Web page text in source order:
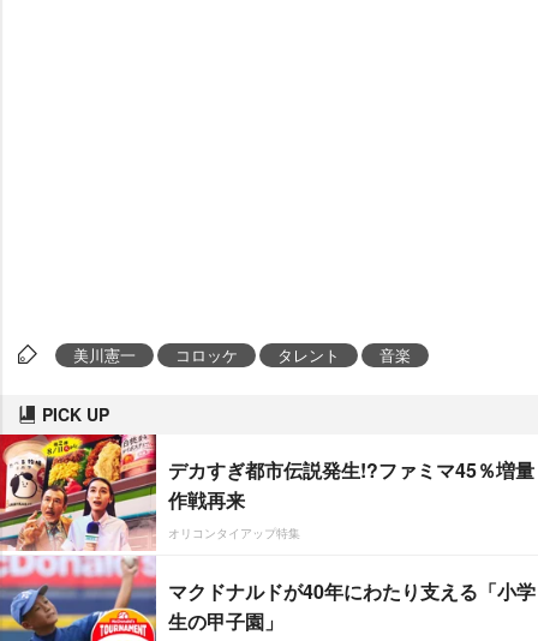
美川憲一 コロッケ タレント 音楽
PICK UP
デカすぎ都市伝説発生!?ファミマ45％増量
作戦再来
オリコンタイアップ特集
マクドナルドが40年にわたり支える「小学
生の甲子園」